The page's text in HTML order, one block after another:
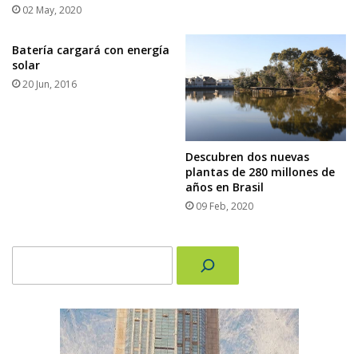
02 May, 2020
Batería cargará con energía
solar
20 Jun, 2016
Descubren dos nuevas
plantas de 280 millones de
años en Brasil
09 Feb, 2020